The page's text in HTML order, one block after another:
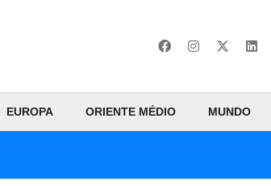
EUROPA ORIENTE MÉDIO MUNDO